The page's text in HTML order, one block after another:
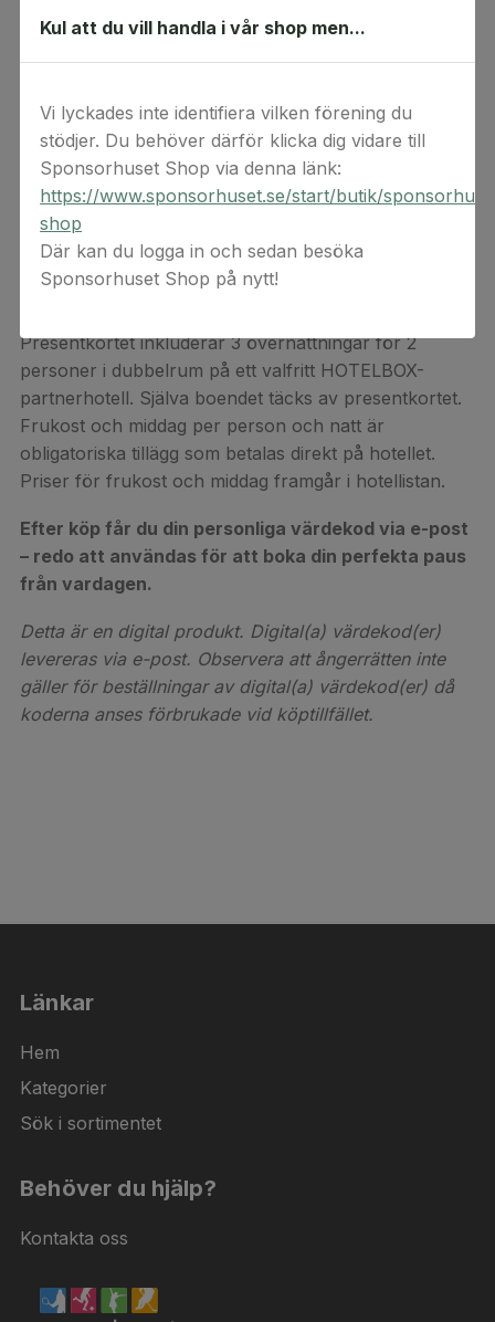
Njut av en härlig getaway för två, precis på det sätt ni
avkoppling och oförglömliga upplevelser till
kulinariska höjdpunkter.
Detta HOTELBOX-presentkort inkluderar:
• 3 övernattningar
• för 2 personer i dubbelrum
• Val bland cirka 1 200 hotell
• Utforska hela hotellutbudet
Presentkortet inkluderar 3 övernattningar för 2
personer i dubbelrum på ett valfritt HOTELBOX-
partnerhotell. Själva boendet täcks av presentkortet.
Frukost och middag per person och natt är
obligatoriska tillägg som betalas direkt på hotellet.
Priser för frukost och middag framgår i hotellistan.
Efter köp får du din personliga värdekod via e-post
– redo att användas för att boka din perfekta paus
från vardagen.
Detta är en digital produkt. Digital(a) värdekod(er)
levereras via e-post. Observera att ångerrätten inte
gäller för beställningar av digital(a) värdekod(er) då
koderna anses förbrukade vid köptillfället.
Länkar
Hem
Kategorier
Sök i sortimentet
Behöver du hjälp?
Kontakta oss
Kul att du vill handla i vår shop men...
Vi lyckades inte identifiera vilken förening du
stödjer. Du behöver därför klicka dig vidare till
Sponsorhuset Shop via denna länk:
https://www.sponsorhuset.se/start/butik/
shop
Där kan du logga in och sedan besöka
Sponsorhuset Shop på nytt!